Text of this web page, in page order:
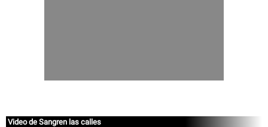
Video de Sangren las calles